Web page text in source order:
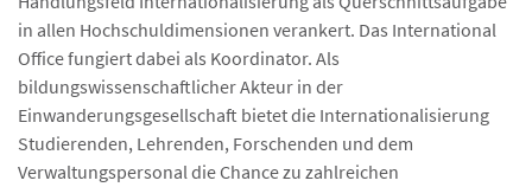
in allen Hochschuldimensionen verankert. Das International
Office fungiert dabei als Koordinator. Als
bildungswissenschaftlicher Akteur in der
Einwanderungsgesellschaft bietet die Internationalisierung
Studierenden, Lehrenden, Forschenden und dem
Verwaltungspersonal die Chance zu zahlreichen